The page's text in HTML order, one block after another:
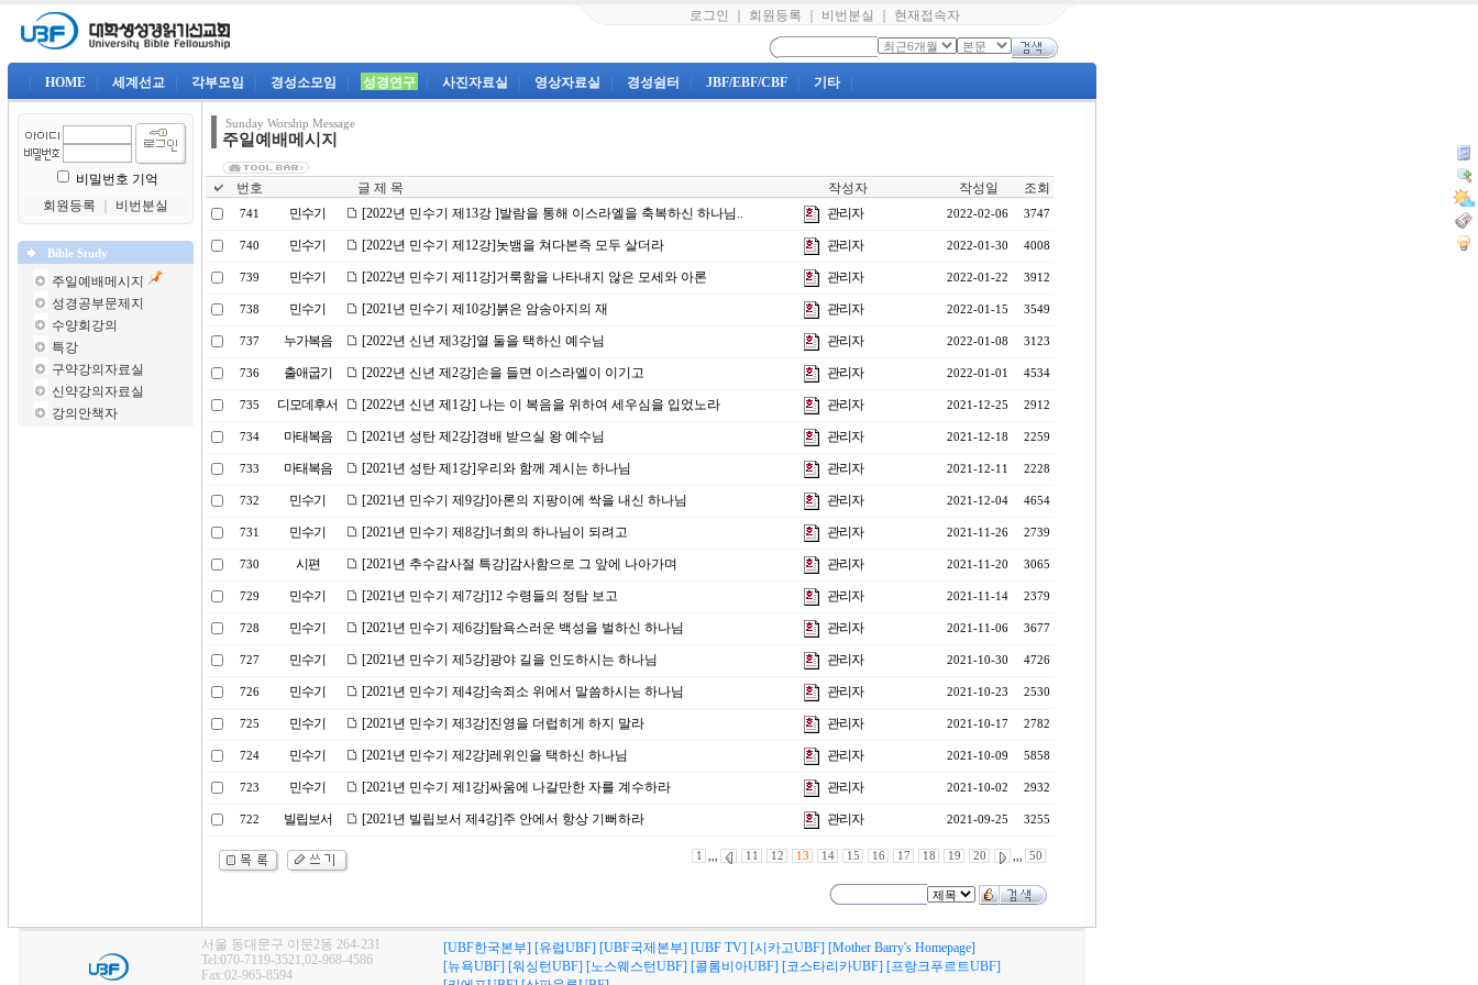
로그인 회원등록 비번분실 현재접속자
HOME 세계선교 각부모임 경성소모임 성경연구 사진자료실 영상자료실 경성쉼터 JBF/EBF/CBF 기타
비밀번호 기억
회원등록
비번분실
Bible Study
주일예배메시지
성경공부문제지
수양회강의
특강
구약강의자료실
신약강의자료실
강의안책자
Sunday Worship Message
주일예배메시지
번호 글 제 목 작성자 작성일 조회
741 민수기 [2022년 민수기 제13강 ]발람을 통해 이스라엘을 축복하신 하나님.. 관리자 2022-02-06 3747
740 민수기 [2022년 민수기 제12강]놋뱀을 쳐다본즉 모두 살더라 관리자 2022-01-30 4008
739 민수기 [2022년 민수기 제11강]거룩함을 나타내지 않은 모세와 아론 관리자 2022-01-22 3912
738 민수기 [2021년 민수기 제10강]붉은 암송아지의 재 관리자 2022-01-15 3549
737 누가복음 [2022년 신년 제3강]열 둘을 택하신 예수님 관리자 2022-01-08 3123
736 출애굽기 [2022년 신년 제2강]손을 들면 이스라엘이 이기고 관리자 2022-01-01 4534
735 디모데후서 [2022년 신년 제1강] 나는 이 복음을 위하여 세우심을 입었노라 관리자 2021-12-25 2912
734 마태복음 [2021년 성탄 제2강]경배 받으실 왕 예수님 관리자 2021-12-18 2259
733 마태복음 [2021년 성탄 제1강]우리와 함께 계시는 하나님 관리자 2021-12-11 2228
732 민수기 [2021년 민수기 제9강]아론의 지팡이에 싹을 내신 하나님 관리자 2021-12-04 4654
731 민수기 [2021년 민수기 제8강]너희의 하나님이 되려고 관리자 2021-11-26 2739
730 시편 [2021년 추수감사절 특강]감사함으로 그 앞에 나아가며 관리자 2021-11-20 3065
729 민수기 [2021년 민수기 제7강]12 수령들의 정탐 보고 관리자 2021-11-14 2379
728 민수기 [2021년 민수기 제6강]탐욕스러운 백성을 벌하신 하나님 관리자 2021-11-06 3677
727 민수기 [2021년 민수기 제5강]광야 길을 인도하시는 하나님 관리자 2021-10-30 4726
726 민수기 [2021년 민수기 제4강]속죄소 위에서 말씀하시는 하나님 관리자 2021-10-23 2530
725 민수기 [2021년 민수기 제3강]진영을 더럽히게 하지 말라 관리자 2021-10-17 2782
724 민수기 [2021년 민수기 제2강]레위인을 택하신 하나님 관리자 2021-10-09 5858
723 민수기 [2021년 민수기 제1강]싸움에 나갈만한 자를 계수하라 관리자 2021-10-02 2932
722 빌립보서 [2021년 빌립보서 제4강]주 안에서 항상 기뻐하라 관리자 2021-09-25 3255
1 ,,, 11 12 13 14 15 16 17 18 19 20 ,,, 50
서울 동대문구 이문2동 264-231
Tel:070-7119-3521,02-968-4586
Fax:02-965-8594
[UBF한국본부] [유럽UBF] [UBF국제본부] [UBF TV] [시카고UBF] [Mother Barry's Homepage]
[뉴욕UBF] [워싱턴UBF] [노스웨스턴UBF] [콜롬비아UBF] [코스타리카UBF] [프랑크푸르트UBF]